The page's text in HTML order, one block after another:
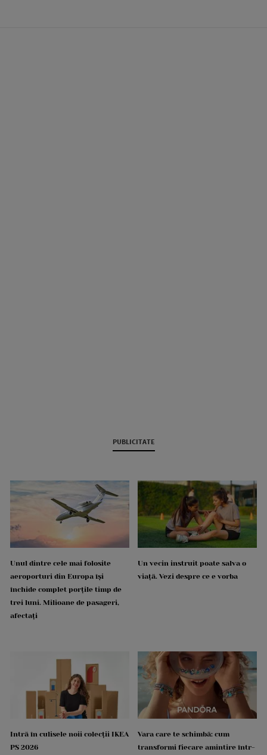
PUBLICITATE
Unul dintre cele mai folosite
aeroporturi din Europa își
închide complet porțile timp de
trei luni. Milioane de pasageri,
afectați
Un vecin instruit poate salva o
viață. Vezi despre ce e vorba
Intră în culisele noii colecții IKEA
PS 2026
Vara care te schimbă: cum
transformi fiecare amintire într-